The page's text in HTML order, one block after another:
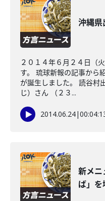
沖縄県
２０１４年６月２４日（
す。 琉球新報の記事から
が誕生しました。 読谷村
じ）さん （２３...
2014.06.24|
新メニ
ば」を